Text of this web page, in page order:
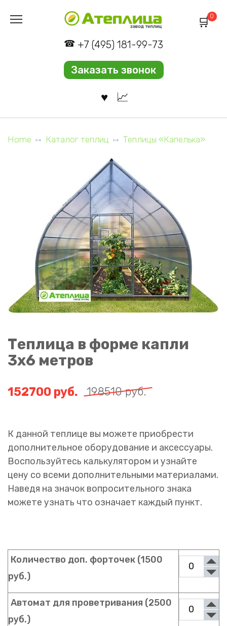
+7 (495) 181-99-73
Заказать звонок
0
Home Каталог теплиц Теплицы «Капелька»
Теплица в форме капли
3х6 метров
198510руб.
152700 руб.
К данной теплице вы можете приобрести
дополнительное оборудование и аксессуары.
Воспользуйтесь калькулятором и узнайте
цену со всеми дополнительными материалами.
Наведя на значок вопросительного знака
можете узнать что означает каждый пункт.
Количество доп. форточек (1500
руб.)
Автомат для проветривания (2500
руб.)